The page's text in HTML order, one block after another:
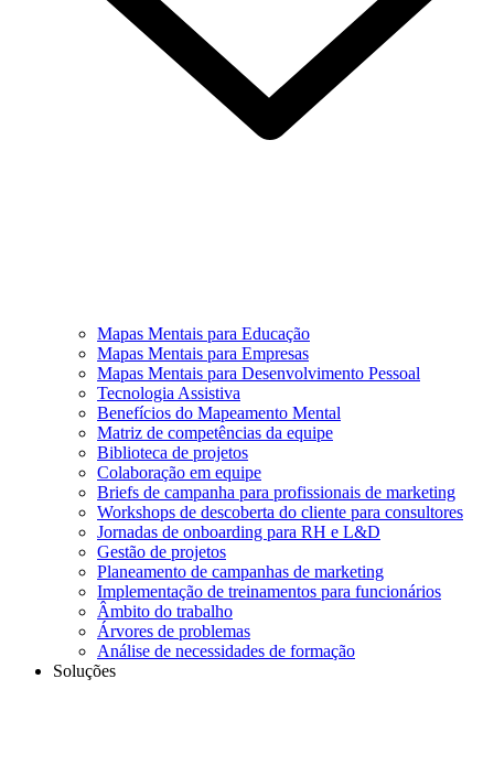
Mapas Mentais para Educação
Mapas Mentais para Empresas
Mapas Mentais para Desenvolvimento Pessoal
Tecnologia Assistiva
Benefícios do Mapeamento Mental
Matriz de competências da equipe
Biblioteca de projetos
Colaboração em equipe
Briefs de campanha para profissionais de marketing
Workshops de descoberta do cliente para consultores
Jornadas de onboarding para RH e L&D
Gestão de projetos
Planeamento de campanhas de marketing
Implementação de treinamentos para funcionários
Âmbito do trabalho
Árvores de problemas
Análise de necessidades de formação
Soluções